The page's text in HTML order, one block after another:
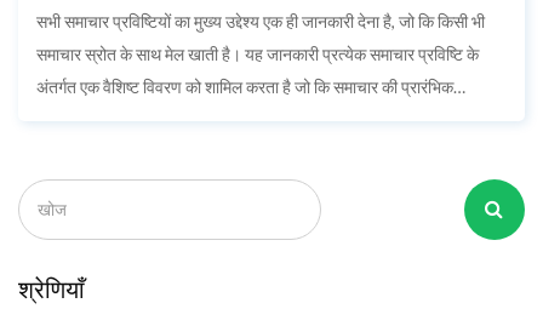
सभी समाचार प्रविष्टियों का मुख्य उद्देश्य एक ही जानकारी देना है, जो कि किसी भी
समाचार स्रोत के साथ मेल खाती है। यह जानकारी प्रत्येक समाचार प्रविष्टि के
अंतर्गत एक वैशिष्ट विवरण को शामिल करता है जो कि समाचार की प्रारंभिक
समाचार प्राप्त होता है।
श्रेणियाँ